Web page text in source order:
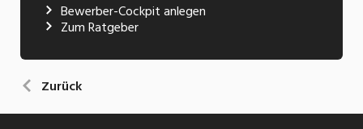
Bewerber-Cockpit anlegen
Zum Ratgeber
Zurück